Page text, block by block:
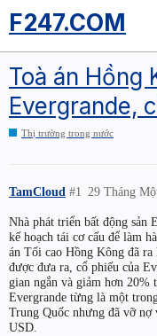
F247.COM
Toà án Hồng
Evergrande,
Thị trường trong nước
TamCloud 29 Tháng
#1
Nhà phát triển bất động sản
kế hoạch tái cơ cấu để làm
án Tối cao Hồng Kông đã
được đưa ra, cổ phiếu của
gian ngắn và giảm hơn 20%
Evergrande từng là một
Trung Quốc nhưng đã vỡ
USD.